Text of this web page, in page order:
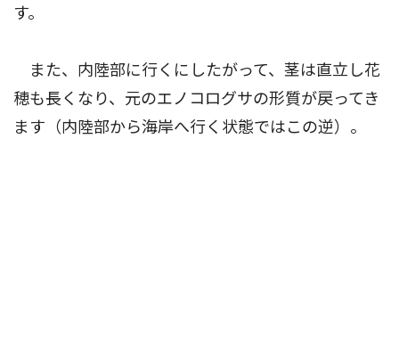
す。
また、内陸部に行くにしたがって、茎は直立し花
穂も長くなり、元のエノコログサの形質が戻ってき
ます（内陸部から海岸へ行く状態ではこの逆）。